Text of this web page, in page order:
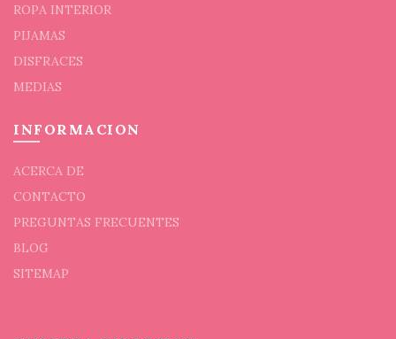
ROPA INTERIOR
PIJAMAS
DISFRACES
MEDIAS
INFORMACION
ACERCA DE
CONTACTO
PREGUNTAS FRECUENTES
BLOG
SITEMAP